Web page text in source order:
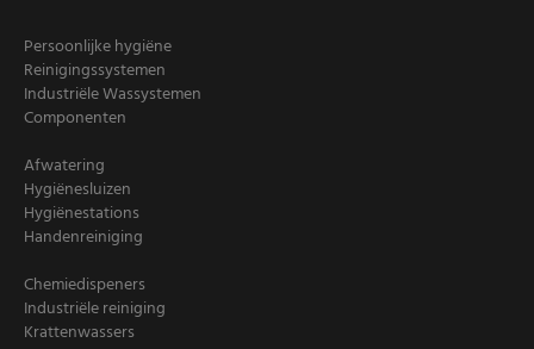
Persoonlijke hygiëne
Reinigingssystemen
Industriële Wassystemen
Componenten
Afwatering
Hygiënesluizen
Hygiënestations
Handenreiniging
Chemiedispeners
Industriële reiniging
Krattenwassers